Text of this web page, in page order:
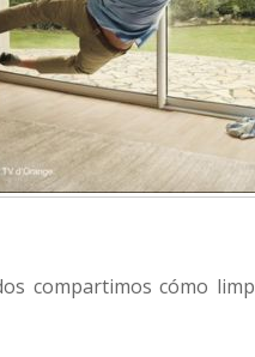
compartimos cómo